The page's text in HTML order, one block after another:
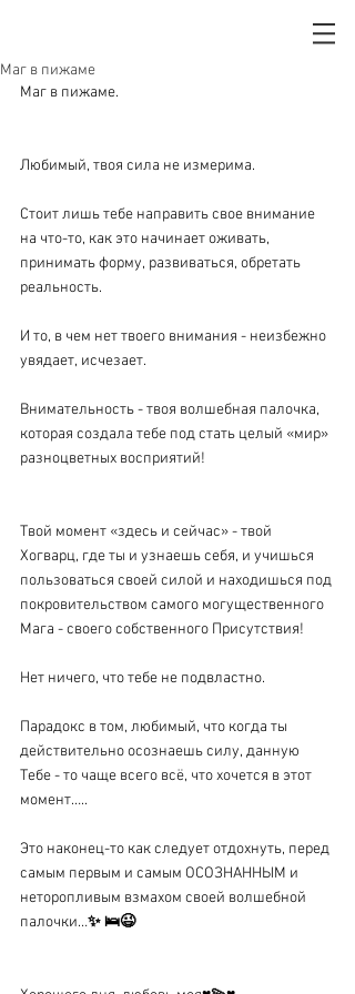
Маг в пижаме
Маг в пижаме.
Любимый, твоя сила не измерима.
Стоит лишь тебе направить свое внимание
на что-то, как это начинает оживать,
принимать форму, развиваться, обретать
реальность.
И то, в чем нет твоего внимания - неизбежно
увядает, исчезает.
Внимательность - твоя волшебная палочка,
которая создала тебе под стать целый «мир»
разноцветных восприятий!
Твой момент «здесь и сейчас» - твой
Хогварц, где ты и узнаешь себя, и учишься
пользоваться своей силой и находишься под
покровительством самого могущественного
Мага - своего собственного Присутствия!
Нет ничего, что тебе не подвластно.
Парадокс в том, любимый, что когда ты
действительно осознаешь силу, данную
Тебе - то чаще всего всё, что хочется в этот
момент…..
Это наконец-то как следует отдохнуть, перед
самым первым и самым ОСОЗНАННЫМ и
неторопливым взмахом своей волшебной
палочки…✨🛌😉